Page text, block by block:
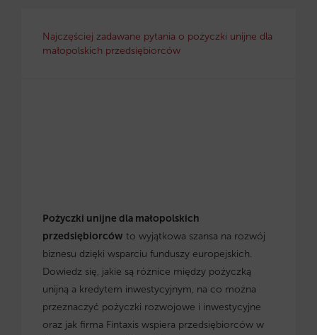
Najczęściej zadawane pytania o pożyczki unijne dla
małopolskich przedsiębiorców
Pożyczki unijne dla małopolskich
przedsiębiorców to wyjątkowa szansa na rozwój
biznesu dzięki wsparciu funduszy europejskich.
Dowiedz się, jakie są różnice między pożyczką
unijną a kredytem inwestycyjnym, na co można
przeznaczyć pożyczki rozwojowe i inwestycyjne
oraz jak firma Fintaxis wspiera przedsiębiorców w